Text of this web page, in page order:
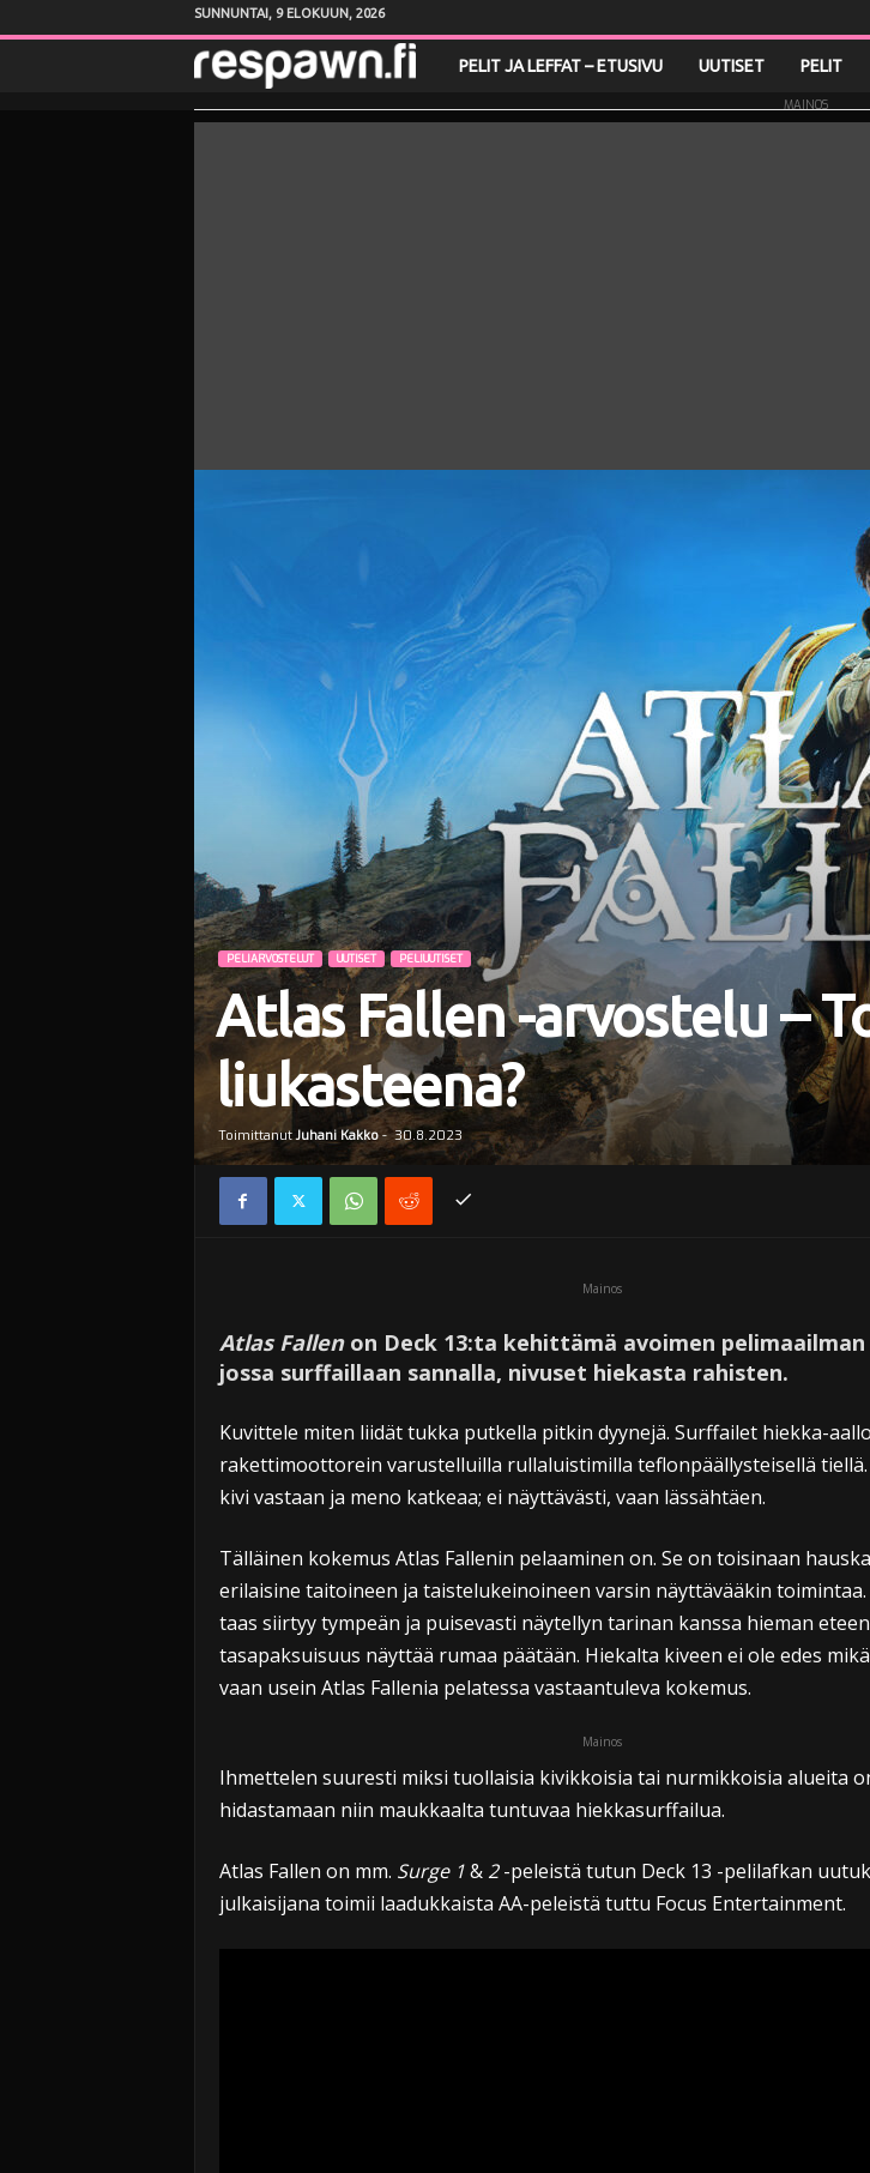
SUNNUNTAI, 9 ELOKUUN, 2026
e
PELIT JA LEFFAT – ETUSIVU UUTISET PELIT
MAINOS
PELIARVOSTELUT UUTISET PELIUUTISET
Atlas Fallen -arvostelu –
liukasteena?
Toimittanut Juhani Kakko- 30.8.2023
Mainos
Atlas Fallenon Deck 13:ta kehittämä avoimen pelimaailman
jossa surffaillaan sannalla, nivuset hiekasta rahisten.
Kuvittele miten liidät tukka putkella pitkin dyynejä. Surffailet hiekka-
rakettimoottorein varustelluilla rullaluistimilla teflonpäällysteisellä
kivi vastaan ja meno katkeaa; ei näyttävästi, vaan lässähtäen.
Tälläinen kokemus Atlas Fallenin pelaaminen on. Se on toisinaan
erilaisine taitoineen ja taistelukeinoineen varsin näyttävääkin toimintaa.
taas siirtyy tympeän ja puisevasti näytellyn tarinan kanssa hieman
tasapaksuisuus näyttää rumaa päätään. Hiekalta kiveen ei ole edes
vaan usein Atlas Fallenia pelatessa vastaantuleva kokemus.
Mainos
Ihmettelen suuresti miksi tuollaisia kivikkoisia tai nurmikkoisia alueita
hidastamaan niin maukkaalta tuntuvaa hiekkasurffailua.
Atlas Fallen on mm. Surge 1& 2-peleistä tutun Deck 13 -pelilafkan
julkaisijana toimii laadukkaista AA-peleistä tuttu Focus Entertainment.